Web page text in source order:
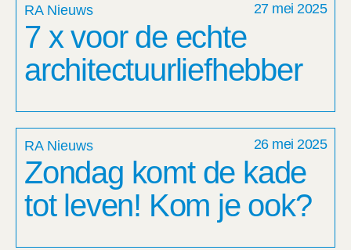
RA Nieuws 27 mei 2025
7 x voor de echte
architectuur­liefhebber
RA Nieuws 26 mei 2025
Zondag komt de kade
tot leven! Kom je ook?